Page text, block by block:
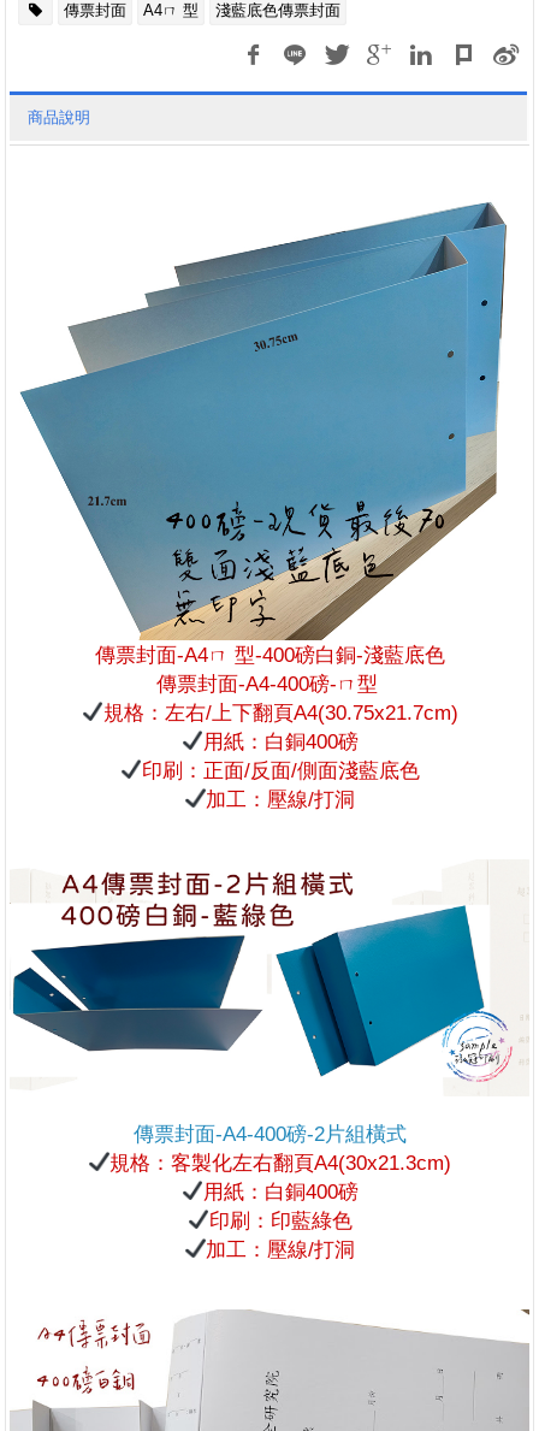
傳票封面 A4ㄇ 型 淺藍底色傳票封面
商品說明
傳票封面-A4ㄇ 型-400磅白銅-淺藍底色
傳票封面-A4-400磅-ㄇ型
規格：左右/上下翻頁A4(30.75x21.7cm)
用紙：白銅400磅
印刷：正面/反面/側面淺藍底色
加工：壓線/打洞
傳票封面-A4-400磅-2片組橫式
規格：客製化左右翻頁A4(30x21.3cm)
用紙：白銅400磅
印刷： 印藍綠色
加工：壓線/打洞